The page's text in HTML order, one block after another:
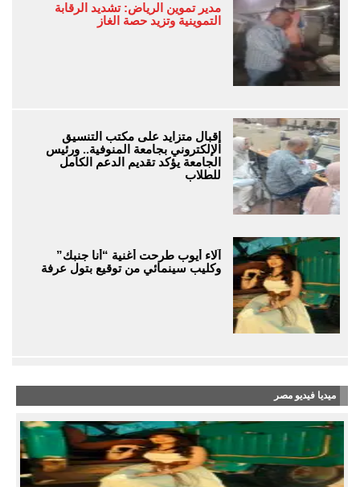
مدير تموين الرياض: تشديد الرقابة
التموينية وتزيد حصة الغاز
إقبال متزايد على مكتب التنسيق
الإلكتروني بجامعة المنوفية.. ورئيس
الجامعة يؤكد تقديم الدعم الكامل
للطلاب
آلاء أيوب طرحت أغنية “أنا جنبك”
وكليب سينمائي من توقيع بتول عرفة
ميديا فيديو مصر